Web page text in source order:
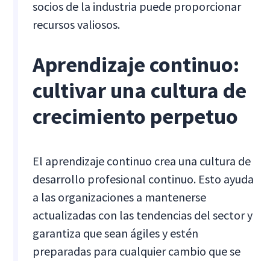
socios de la industria puede proporcionar
recursos valiosos.
Aprendizaje continuo:
cultivar una cultura de
crecimiento perpetuo
El aprendizaje continuo crea una cultura de
desarrollo profesional continuo. Esto ayuda
a las organizaciones a mantenerse
actualizadas con las tendencias del sector y
garantiza que sean ágiles y estén
preparadas para cualquier cambio que se